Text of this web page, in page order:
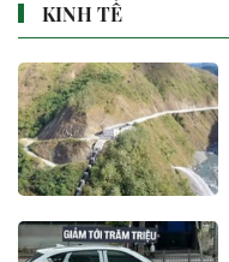
KINH TẾ